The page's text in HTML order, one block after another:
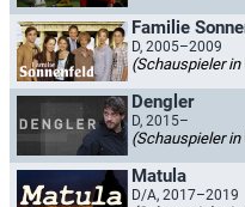
Familie
D, 2005–2009
(Schauspieler in
Dengler
D, 2015–
(Schauspieler in
Matula
D/A, 2017–2019